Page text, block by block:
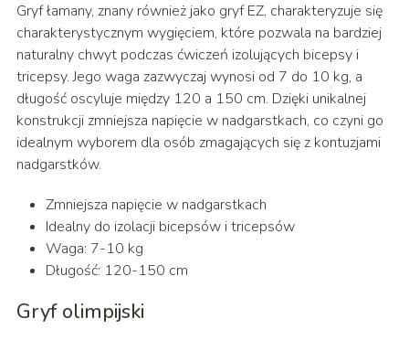
Gryf łamany, znany również jako gryf EZ, charakteryzuje się
charakterystycznym wygięciem, które pozwala na bardziej
naturalny chwyt podczas ćwiczeń izolujących bicepsy i
tricepsy. Jego waga zazwyczaj wynosi od 7 do 10 kg, a
długość oscyluje między 120 a 150 cm. Dzięki unikalnej
konstrukcji zmniejsza napięcie w nadgarstkach, co czyni go
idealnym wyborem dla osób zmagających się z kontuzjami
nadgarstków.
Zmniejsza napięcie w nadgarstkach
Idealny do izolacji bicepsów i tricepsów
Waga: 7-10 kg
Długość: 120-150 cm
Gryf olimpijski